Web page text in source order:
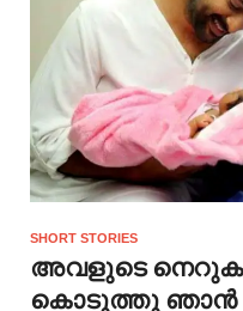
SHORT STORIES
അവളുടെ
കൊടുത്തു ഞാൻ